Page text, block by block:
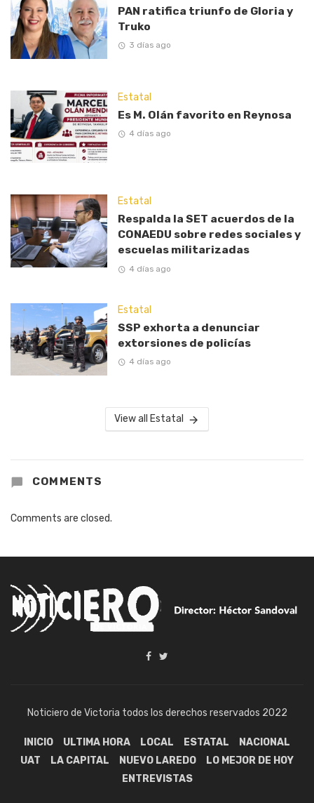
PAN ratifica triunfo de Gloria y
Truko
3 días ago
Estatal
Es M. Olán favorito en Reynosa
4 días ago
Estatal
Respalda la SET acuerdos de la
CONAEDU sobre redes sociales y
escuelas militarizadas
4 días ago
Estatal
SSP exhorta a denunciar
extorsiones de policías
4 días ago
View all Estatal
COMMENTS
Comments are closed.
Noticiero de Victoria todos los derechos reservados 2022
INICIO ULTIMA HORA LOCAL ESTATAL
NACIONAL
UAT
LA CAPITAL NUEVO LAREDO
LO MEJOR DE HOY
ENTREVISTAS